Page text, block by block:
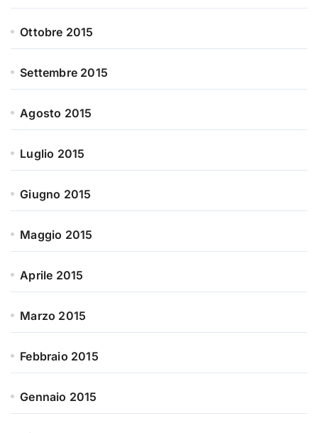
Ottobre 2015
Settembre 2015
Agosto 2015
Luglio 2015
Giugno 2015
Maggio 2015
Aprile 2015
Marzo 2015
Febbraio 2015
Gennaio 2015